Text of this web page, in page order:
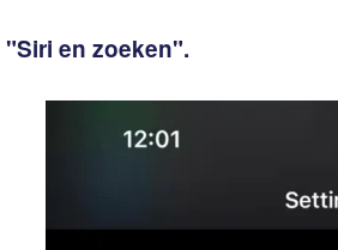
"Siri en zoeken".